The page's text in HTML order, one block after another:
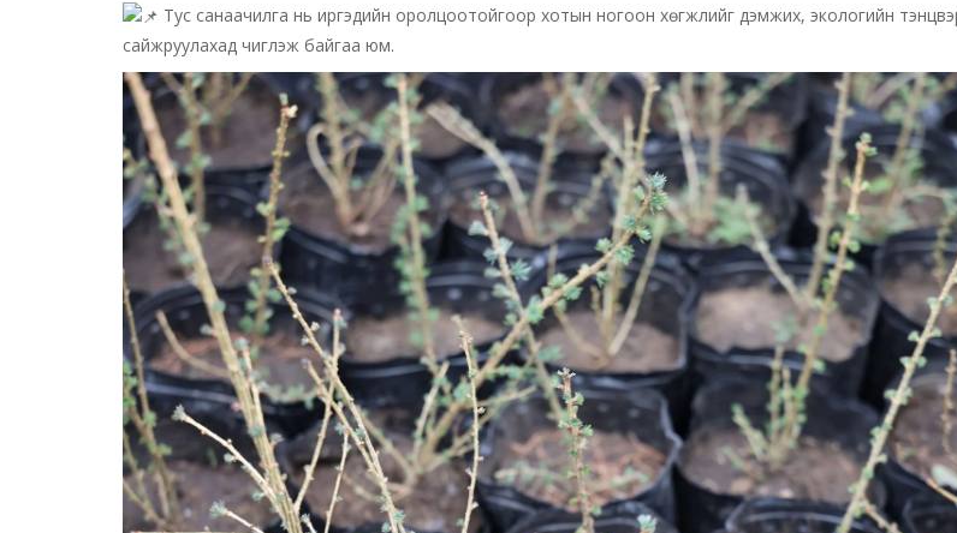
Тус санаачилга нь иргэдийн оролцоотойгоор хотын ногоон хөгжлийг дэмжих, экологийн
сайжруулахад чиглэж байгаа юм.